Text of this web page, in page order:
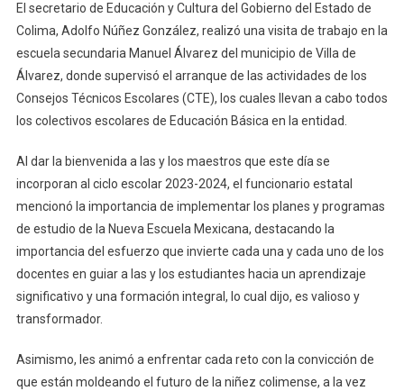
De
Educación
Colima
Supervisa
Consejos
Técnicos
El secretario de Educación y Cultura del Gobierno del Estado de
Colima, Adolfo Núñez González, realizó una visita de trabajo en la
escuela secundaria Manuel Álvarez del municipio de Villa de
Álvarez, donde supervisó el arranque de las actividades de los
Consejos Técnicos Escolares (CTE), los cuales llevan a cabo todos
los colectivos escolares de Educación Básica en la entidad.
Al dar la bienvenida a las y los maestros que este día se
incorporan al ciclo escolar 2023-2024, el funcionario estatal
mencionó la importancia de implementar los planes y programas
de estudio de la Nueva Escuela Mexicana, destacando la
importancia del esfuerzo que invierte cada una y cada uno de los
docentes en guiar a las y los estudiantes hacia un aprendizaje
significativo y una formación integral, lo cual dijo, es valioso y
transformador.
Asimismo, les animó a enfrentar cada reto con la convicción de
que están moldeando el futuro de la niñez colimense, a la vez